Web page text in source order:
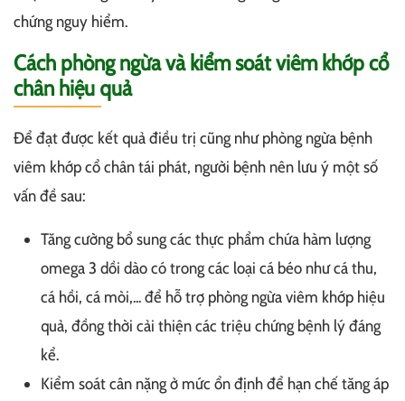
chứng nguy hiểm.
Cách phòng ngừa và kiểm soát viêm khớp cổ
chân hiệu quả
Để đạt được kết quả điều trị cũng như phòng ngừa bệnh
viêm khớp cổ chân tái phát, người bệnh nên lưu ý một số
vấn đề sau:
Tăng cường bổ sung các thực phẩm chứa hàm lượng
omega 3 dồi dào có trong các loại cá béo như cá thu,
cá hồi, cá mòi,... để hỗ trợ phòng ngừa viêm khớp hiệu
quả, đồng thời cải thiện các triệu chứng bệnh lý đáng
kể.
Kiểm soát cân nặng ở mức ổn định để hạn chế tăng áp